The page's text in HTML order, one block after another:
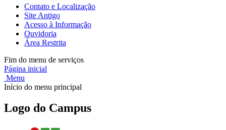
Contato e Localização
Site Antigo
Acesso à Informação
Ouvidoria
Área Restrita
Fim do menu de serviços
Página inicial
Menu
Início do menu principal
Logo do Campus